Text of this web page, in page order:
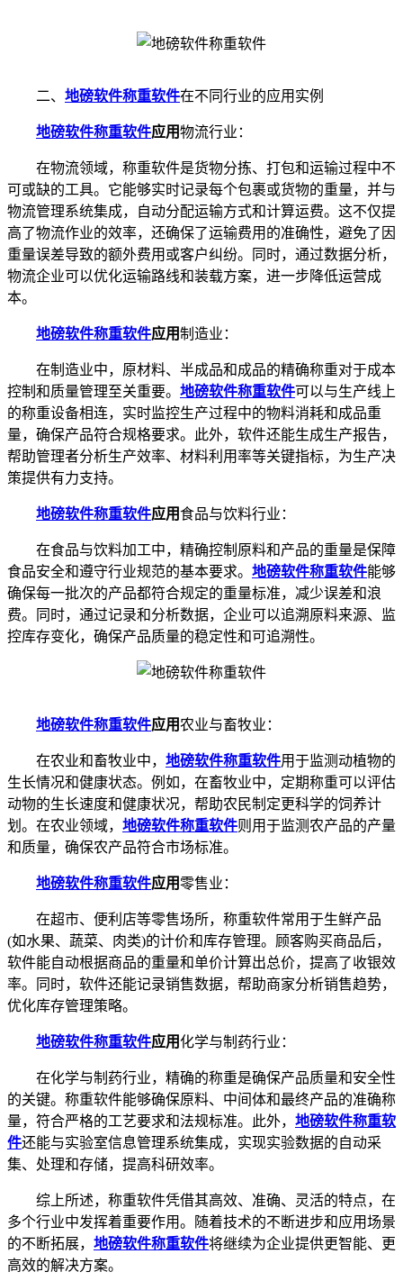
二、 地磅软件称重软件在不同行业的应用实例
地磅软件称重软件应用物流行业：
在物流领域，称重软件是货物分拣、打包和运输过程中不
可或缺的工具。它能够实时记录每个包裹或货物的重量，并与
物流管理系统集成，自动分配运输方式和计算运费。这不仅提
高了物流作业的效率，还确保了运输费用的准确性，避免了因
重量误差导致的额外费用或客户纠纷。同时，通过数据分析，
物流企业可以优化运输路线和装载方案，进一步降低运营成
本。
地磅软件称重软件应用制造业：
在制造业中，原材料、半成品和成品的精确称重对于成本
控制和质量管理至关重要。 地磅软件称重软件可以与生产线上
的称重设备相连，实时监控生产过程中的物料消耗和成品重
量，确保产品符合规格要求。此外，软件还能生成生产报告，
帮助管理者分析生产效率、材料利用率等关键指标，为生产决
策提供有力支持。
地磅软件称重软件应用食品与饮料行业：
在食品与饮料加工中，精确控制原料和产品的重量是保障
食品安全和遵守行业规范的基本要求。 地磅软件称重软件能够
确保每一批次的产品都符合规定的重量标准，减少误差和浪
费。同时，通过记录和分析数据，企业可以追溯原料来源、监
控库存变化，确保产品质量的稳定性和可追溯性。
地磅软件称重软件应用农业与畜牧业：
在农业和畜牧业中， 地磅软件称重软件用于监测动植物的
生长情况和健康状态。例如，在畜牧业中，定期称重可以评估
动物的生长速度和健康状况，帮助农民制定更科学的饲养计
划。在农业领域， 地磅软件称重软件则用于监测农产品的产量
和质量，确保农产品符合市场标准。
地磅软件称重软件应用零售业：
在超市、便利店等零售场所，称重软件常用于生鲜产品
(如水果、蔬菜、肉类)的计价和库存管理。顾客购买商品后，
软件能自动根据商品的重量和单价计算出总价，提高了收银效
率。同时，软件还能记录销售数据，帮助商家分析销售趋势，
优化库存管理策略。
地磅软件称重软件应用化学与制药行业：
在化学与制药行业，精确的称重是确保产品质量和安全性
的关键。称重软件能够确保原料、中间体和最终产品的准确称
量，符合严格的工艺要求和法规标准。此外， 地磅软件称重软
件还能与实验室信息管理系统集成，实现实验数据的自动采
集、处理和存储，提高科研效率。
综上所述，称重软件凭借其高效、准确、灵活的特点，在
多个行业中发挥着重要作用。随着技术的不断进步和应用场景
的不断拓展， 地磅软件称重软件将继续为企业提供更智能、更
高效的解决方案。